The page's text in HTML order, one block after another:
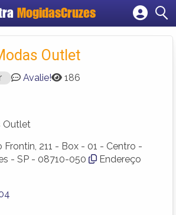
MogidasCruzes
Cadastrar empresa
Criar conta
Outlet
Avalie! 186
Outlet
Frontin, 211 - Box - 01 - Centro -
- SP - 08710-050
Endereço